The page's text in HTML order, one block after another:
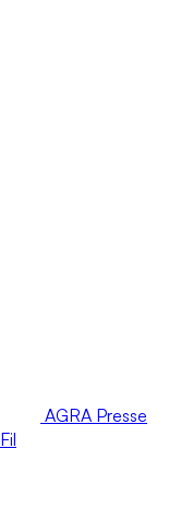
AGRA Presse
Fil